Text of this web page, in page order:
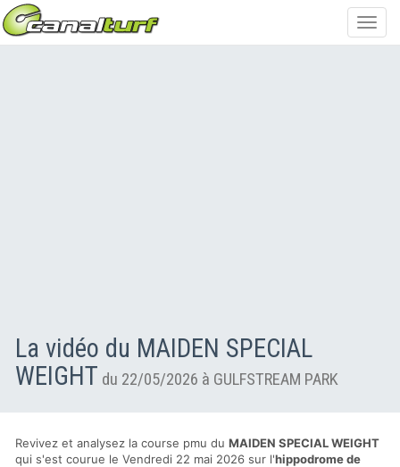
La vidéo du MAIDEN SPECIAL
WEIGHT du 22/05/2026 à GULFSTREAM PARK
Revivez et analysez la course pmu du MAIDEN SPECIAL WEIGHT
qui s'est courue le Vendredi 22 mai 2026 sur l'hippodrome de